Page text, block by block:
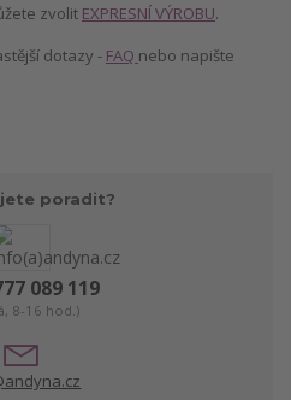
zvolit EXPRESNÍ VÝROBU.
dotazy - FAQ nebo napište
poradit?
089 119
8-16 hod.)